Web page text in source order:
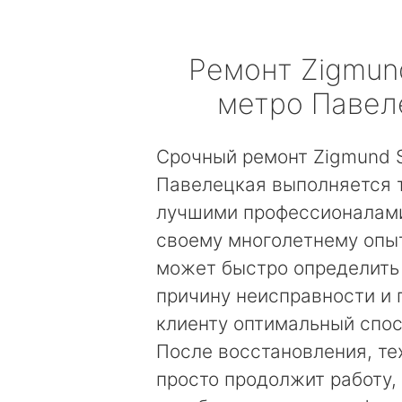
Ремонт
метро
Срочный ремонт Zigmund
Павелецкая выполняется
лучшими
своему многолетнему
может быстро
причину неисправности и
клиенту оптимальный
После восстановления,
просто продолжит работу,